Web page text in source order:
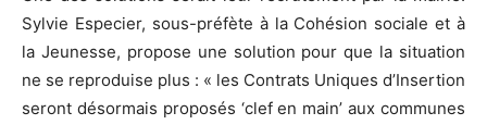
Sylvie Especier, sous-préfète à la Cohésion sociale et à
la Jeunesse, propose une solution pour que la situation
ne se reproduise plus : « les Contrats Uniques d’Insertion
seront désormais proposés ‘clef en main’ aux communes